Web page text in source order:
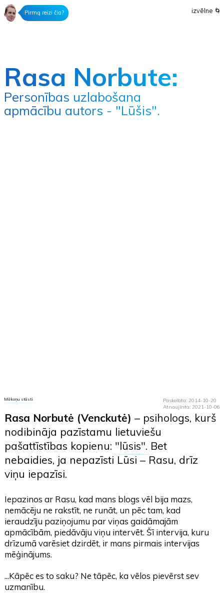
Pirmą reizi čia? izvēlne 🌀
Rasa Norbute:
Personības uzlabošana
apmācību autors - "Lūšis".
Paskelbta: 2014-10-20
Atnaujinta: 2021-10-06
Mākoņu stāsti
Rasa Norbutė (Venckutė) – psihologs, kurš
nodibināja pazīstamu lietuviešu
pašattīstības kopienu: "lūsis". Bet
nebaidies, ja nepazīsti Lūsi – Rasu, drīz
viņu iepazīsi.
Iepazinos ar Rasu, kad mans blogs vēl bija mazs,
nemācēju ne rakstīt, ne runāt, un pēc tam, kad
ieraudzīju paziņojumu par viņas gaidāmajām
apmācībām, piedāvāju viņu intervēt. Šī intervija, kuru
drīzumā varēsiet dzirdēt, ir mans pirmais intervijas
mēģinājums.
...Kāpēc es to saku? Ne tāpēc, ka vēlos pievērst sev
uzmanību.